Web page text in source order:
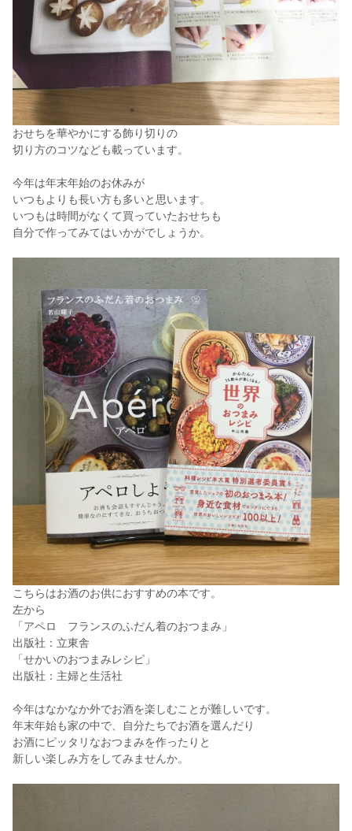
おせちを華やかにする飾り切りの
切り方のコツなども載っています。
今年は年末年始のお休みが
いつもよりも長い方も多いと思います。
いつもは時間がなくて買っていたおせちも
自分で作ってみてはいかがでしょうか。
こちらはお酒のお供におすすめの本です。
左から
「アペロ フランスのふだん着のおつまみ」
出版社：立東舎
「せかいのおつまみレシピ」
出版社：主婦と生活社
今年はなかなか外でお酒を楽しむことが難しいです。
年末年始も家の中で、自分たちでお酒を選んだり
お酒にピッタリなおつまみを作ったりと
新しい楽しみ方をしてみませんか。